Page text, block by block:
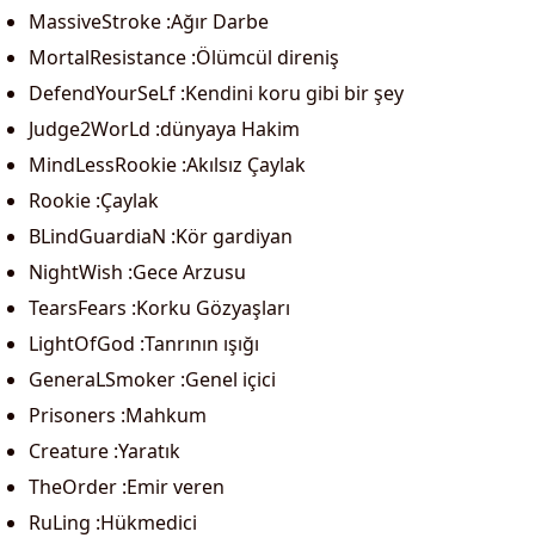
MassiveStroke :Ağır Darbe
MortalResistance :Ölümcül direniş
DefendYourSeLf :Kendini koru gibi bir şey
Judge2WorLd :dünyaya Hakim
MindLessRookie :Akılsız Çaylak
Rookie :Çaylak
BLindGuardiaN :Kör gardiyan
NightWish :Gece Arzusu
TearsFears :Korku Gözyaşları
LightOfGod :Tanrının ışığı
GeneraLSmoker :Genel içici
Prisoners :Mahkum
Creature :Yaratık
TheOrder :Emir veren
RuLing :Hükmedici